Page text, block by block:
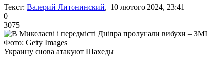
Текст: Валерий Литонинский, 10 лютого 2024, 23:41
0
3075
Фото: Getty Images
Украину снова атакуют Шахеды